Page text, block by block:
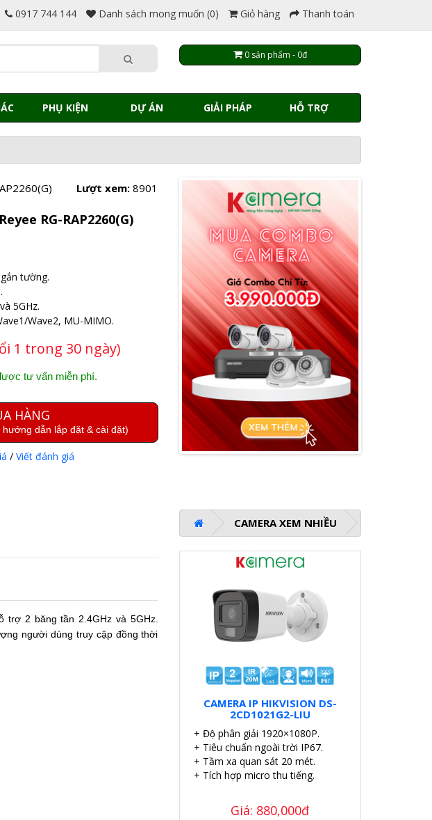
0917 744 144 Danh sách mong muốn (0) Giỏ hàng Thanh toán
0 sản phẩm - 0đ
PHỤ KIỆN DỰ ÁN GIẢI PHÁP HỖ TRỢ
Lượt xem: 8901
RG-RAP2260(G)
tường.
5GHz.
Wave2, MU-MIMO.
1 trong 30 ngày)
tư vấn miễn phí.
HÀNG
dẫn lắp đặt & cài đặt)
/ Viết đánh giá
trợ 2 băng tần 2.4GHz và 5GHz.
người dùng truy cập đồng thời
CAMERA XEM NHIỀU
CAMERA IP HIKVISION DS-
2CD1021G2-LIU
+ Độ phân giải 1920×1080P.
+ Tiêu chuẩn ngoài trời IP67.
+ Tầm xa quan sát 20 mét.
+ Tích hợp micro thu tiếng.
Giá: 880,000đ